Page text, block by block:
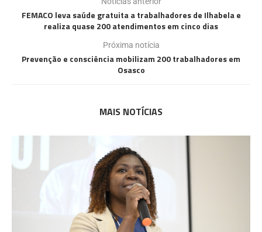
FEMACO leva saúde gratuita a trabalhadores de Ilhabela e
realiza quase 200 atendimentos em cinco dias
Próxima notícia
Prevenção e consciência mobilizam 200 trabalhadores em
Osasco
MAIS NOTÍCIAS